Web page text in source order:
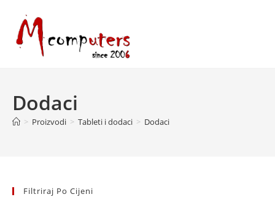
content
Dodaci
> Proizvodi > Tableti i dodaci > Dodaci
Filtriraj Po Cijeni